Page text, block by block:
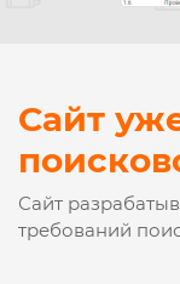
Сайт
Сайт
требований